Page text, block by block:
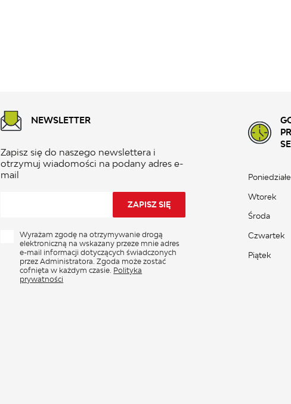
NEWSLETTER
Zapisz się do naszego newslettera i
otrzymuj wiadomości na podany adres e-
mail
Wyrażam zgodę na otrzymywanie drogą
elektroniczną na wskazany przeze mnie adres
e-mail informacji dotyczących świadczonych
przez Administratora. Zgoda może zostać
cofnięta w każdym czasie. Polityka
prywatności
Wtorek
Środa
Czwartek
Piątek